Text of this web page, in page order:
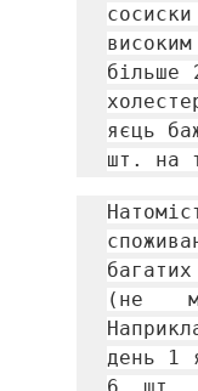
більше
яєць
шт. на
(не
день 1
6 шт.